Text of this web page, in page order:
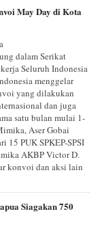
May Day di Kota
dalam Serikat
Seluruh Indonesia
menggelar
yang dilakukan
dan juga
satu bulan mulai 1-
Aser Gobai
15 PUK SPKEP-SPSI
AKBP Victor D.
konvoi dan aksi lain
Siagakan 750